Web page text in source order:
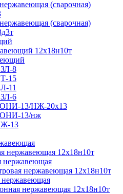
(сварочная)
(сварочная)
12х18н10т
8
15
11
6
13/НЖ-20х13
13/нж
13
нержавеющая 12х18н10т
нержавеющая
нержавеющая 12х18н10т
нержавеющая
нержавеющая 12х18н10т